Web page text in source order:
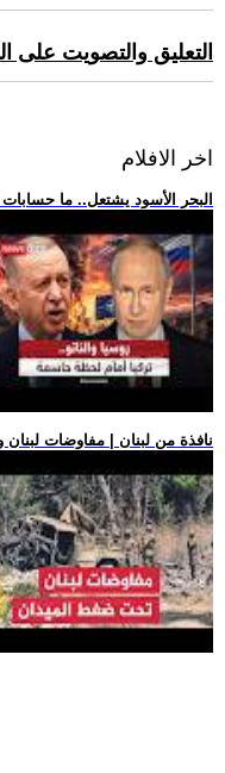
التعليق والتصويت على
اخر الافلام
.. البحر الأسود يشتعل.. ما حسابات
.. نافذة من لبنان | مفاوضات